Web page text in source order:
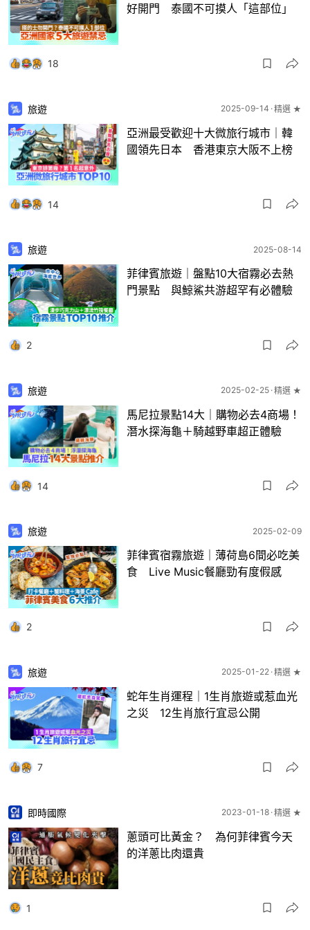
好開門 泰國不可摸人「這部位」
18
旅遊 2025-09-14 精選 ★
亞洲最受歡迎十大微旅行城市｜韓
國領先日本 香港東京大阪不上榜
14
旅遊 2025-08-14
菲律賓旅遊｜盤點10大宿霧必去熱
門景點 與鯨鯊共游超罕有必體驗
2
旅遊 2025-02-25 精選 ★
馬尼拉景點14大｜購物必去4商場！
潛水探海龜＋騎越野車超正體驗
14
旅遊 2025-02-09
菲律賓宿霧旅遊｜薄荷島6間必吃美
食 Live Music餐廳勁有度假感
2
旅遊 2025-01-22 精選 ★
蛇年生肖運程｜1生肖旅遊或惹血光
之災 12生肖旅行宜忌公開
7
即時國際 2023-01-18 精選 ★
蔥頭可比黃金？ 為何菲律賓今天
的洋蔥比肉還貴
1